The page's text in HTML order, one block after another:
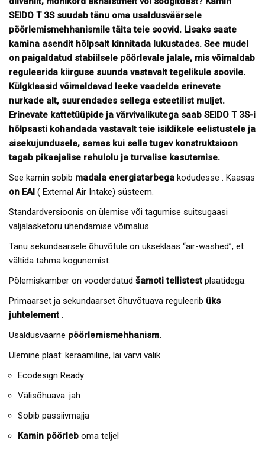
SEIDO T 3S suudab tänu oma usaldusväärsele
pöörlemismehhanismile täita teie soovid. Lisaks saate
kamina asendit hõlpsalt kinnitada lukustades. See mudel
on paigaldatud stabiilsele pöörlevale jalale, mis võimaldab
reguleerida kiirguse suunda vastavalt tegelikule soovile.
Külgklaasid võimaldavad leeke vaadelda erinevate
nurkade alt, suurendades sellega esteetilist muljet.
Erinevate kattetüüpide ja värvivalikutega saab SEIDO T 3S-i
hõlpsasti kohandada vastavalt teie isiklikele eelistustele ja
sisekujundusele, samas kui selle tugev konstruktsioon
tagab pikaajalise rahulolu ja turvalise kasutamise.
See kamin sobib madala energiatarbega kodudesse . Kaasas
on EAI ( External Air Intake) süsteem.
Standardversioonis on ülemise või tagumise suitsugaasi
väljalasketoru ühendamise võimalus.
Tänu sekundaarsele õhuvõtule on ukseklaas “air-washed”, et
vältida tahma kogunemist.
Põlemiskamber on vooderdatud šamoti tellistest plaatidega.
Primaarset ja sekundaarset õhuvõtuava reguleerib üks
juhtelement .
Usaldusväärne pöörlemismehhanism.
Ülemine plaat: keraamiline, lai värvi valik
Ecodesign Ready
Välisõhuava: jah
Sobib passiivmajja
Kamin pöörleb oma teljel